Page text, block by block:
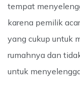
tempat
karena pemilik
yang cukup untuk
rumahnya dan
untuk